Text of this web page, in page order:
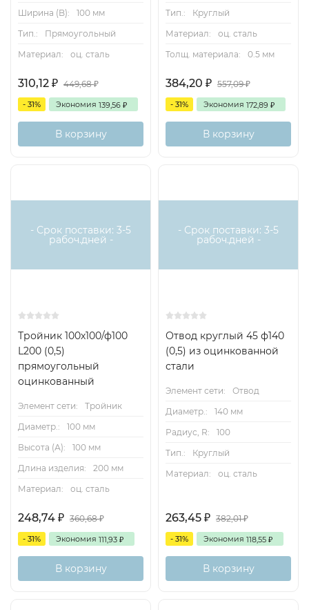
Ширина (B):
100 мм
Тип.:
Прямоугольный
Материал:
оц. сталь
310,12 ₽ 449,68₽
- 31% Экономия 139,56 ₽
В корзину
Тип.:
Круглый
Материал:
оц. сталь
Толщ. материала:
0.5 мм
384,20 ₽ 557,09₽
- 31% Экономия 172,89 ₽
В корзину
- Срок поставки: 3-5
рабоч.дней -
Тройник 100х100/ф100
L200 (0,5)
прямоугольный
оцинкованный
Элемент сети:
Тройник
Диаметр.:
100 мм
Высота (А):
100 мм
Длина изделия:
200 мм
Материал:
оц. сталь
248,74 ₽ 360,68₽
- 31% Экономия 111,93 ₽
В корзину
- Срок поставки: 3-5
рабоч.дней -
Отвод круглый 45 ф140
(0,5) из оцинкованной
стали
Элемент сети:
Отвод
Диаметр.:
140 мм
Радиус, R:
100
Тип.:
Круглый
Материал:
оц. сталь
263,45 ₽ 382,01₽
- 31% Экономия 118,55 ₽
В корзину